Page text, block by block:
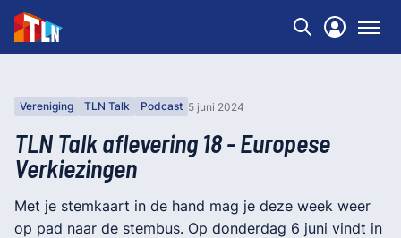
Vereniging TLN Talk Podcast 5 juni 2024
TLN Talk aflevering 18 - Europese
Verkiezingen
Met je stemkaart in de hand mag je deze week weer
op pad naar de stembus. Op donderdag 6 juni vindt in